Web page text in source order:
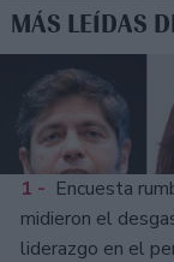
MÁS LEÍDAS
1 - Encuesta
midieron el
liderazgo en el